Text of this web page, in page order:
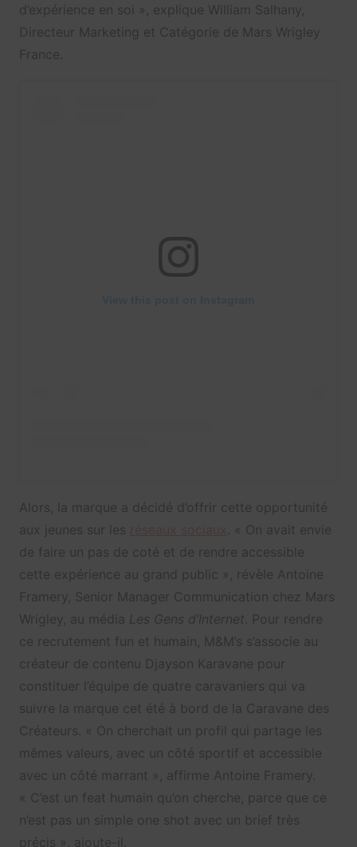
d’expérience en soi », explique William Salhany,
Directeur Marketing et Catégorie de Mars Wrigley
France.
Alors, la marque a décidé d’offrir cette opportunité
aux jeunes sur les
. « On avait envie
de faire un pas de coté et de rendre accessible
cette expérience au grand public », révèle Antoine
Framery, Senior Manager Communication chez Mars
Wrigley, au média Les Gens d’Internet . Pour rendre
ce recrutement fun et humain, M&M’s s’associe au
créateur de contenu Djayson Karavane pour
constituer l’équipe de quatre caravaniers qui va
suivre la marque cet été à bord de la Caravane des
Créateurs. « On cherchait un profil qui partage les
mêmes valeurs, avec un côté sportif et accessible
avec un côté marrant », affirme Antoine Framery
« C’est un feat humain qu’on cherche, parce que ce
n’est pas un simple one shot avec un brief très
précis », ajoute-il.